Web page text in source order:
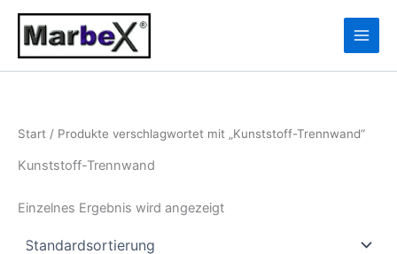
Zum
Inhalt
springen
Start / Produkte verschlagwortet mit „Kunststoff-Trennwand“
Kunststoff-Trennwand
Einzelnes Ergebnis wird angezeigt